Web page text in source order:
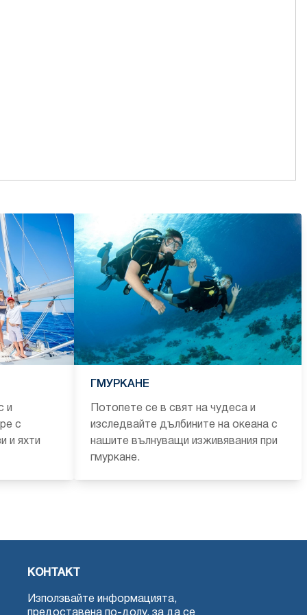
и
с
и яхти
ГМУРКАНЕ
Потопете се в свят на чудеса и
изследвайте дълбините на океана с
нашите вълнуващи изживявания при
гмуркане.
КОНТАКТ
Използвайте информацията,
предоставена по-долу, за да се